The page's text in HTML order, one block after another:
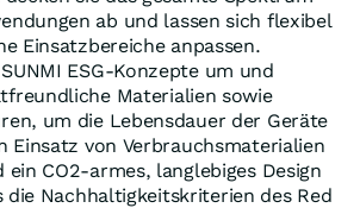
ab und lassen sich flexibel
Einsatzbereiche anpassen.
ESG-Konzepte um und
Materialien sowie
um die Lebensdauer der Geräte
Einsatz von Verbrauchsmaterialien
CO2-armes, langlebiges Design
die Nachhaltigkeitskriterien des Red